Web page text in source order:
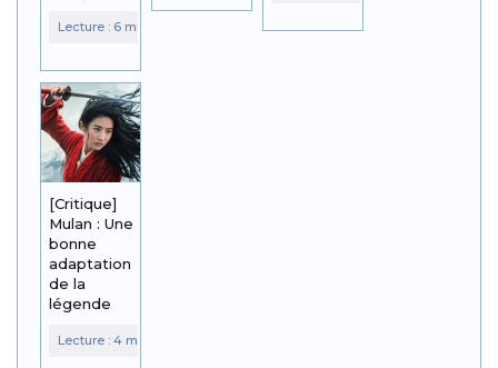
[Critique]
Mulan : Une
bonne
adaptation
de la
légende